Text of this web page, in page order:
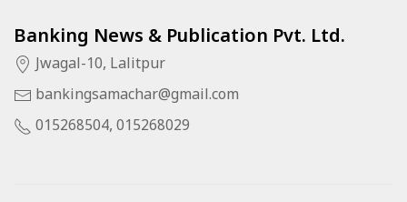
Banking News & Publication Pvt. Ltd.
Jwagal-10, Lalitpur
bankingsamachar@gmail.com
015268504, 015268029